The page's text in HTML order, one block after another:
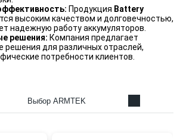
Продукция Battery
высоким качеством и долговечностью,
надежную работу аккумуляторов.
решения: Компания предлагает
решения для различных отраслей,
потребности клиентов.
Выбор ARMTEK